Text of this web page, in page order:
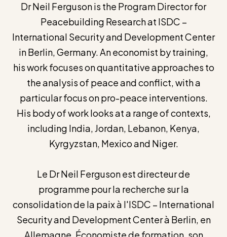
Dr Neil Ferguson is the Program Director for
Peacebuilding Research at ISDC –
International Security and Development Center
in Berlin, Germany. An economist by training,
his work focuses on quantitative approaches to
the analysis of peace and conflict, with a
particular focus on pro-peace interventions.
His body of work looks at a range of contexts,
including India, Jordan, Lebanon, Kenya,
Kyrgyzstan, Mexico and Niger.
Le Dr Neil Ferguson est directeur de
programme pour la recherche sur la
consolidation de la paix à l'ISDC – International
Security and Development Center à Berlin, en